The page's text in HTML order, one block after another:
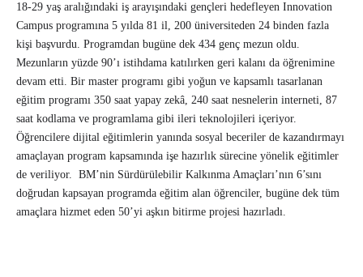
18-29 yaş aralığındaki iş arayışındaki gençleri hedefleyen Innovation
Campus programına 5 yılda 81 il, 200 üniversiteden 24 binden fazla
kişi başvurdu. Programdan bugüne dek 434 genç mezun oldu.
Mezunların yüzde 90’ı istihdama katılırken geri kalanı da öğrenimine
devam etti. Bir master programı gibi yoğun ve kapsamlı tasarlanan
eğitim programı 350 saat yapay zekâ, 240 saat nesnelerin interneti, 87
saat kodlama ve programlama gibi ileri teknolojileri içeriyor.
Öğrencilere dijital eğitimlerin yanında sosyal beceriler de kazandırmayı
amaçlayan program kapsamında işe hazırlık sürecine yönelik eğitimler
de veriliyor. BM’nin Sürdürülebilir Kalkınma Amaçları’nın 6’sını
doğrudan kapsayan programda eğitim alan öğrenciler, bugüne dek tüm
amaçlara hizmet eden 50’yi aşkın bitirme projesi hazırladı.